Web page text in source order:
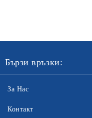
Бързи връзки:
За Нас
Контакт